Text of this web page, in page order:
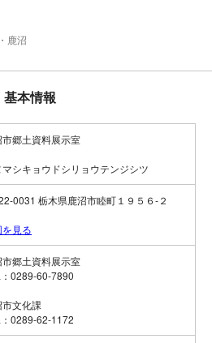
鹿沼
基本情報
市郷土資料展示室
マシキョウドシリョウテンジシツ
0031 栃木県鹿沼市睦町１９５６-２
見る
市郷土資料展示室
0289-60-7890
市文化課
0289-62-1172